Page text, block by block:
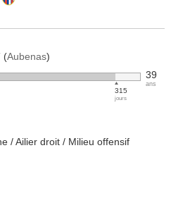
(Aubenas)
315
jours
39
ans
/ Ailier droit / Milieu offensif